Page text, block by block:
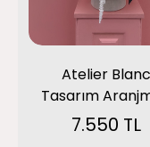
Atelier Blanc
Tasarım
7.550 TL